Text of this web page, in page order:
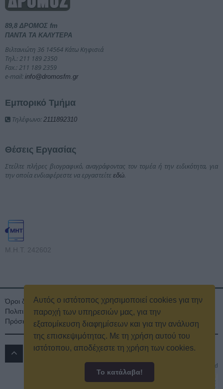
Αυτός ο ιστότοπος χρησιμοποιεί cookies για την
παροχή των υπηρεσιών μας, για την
εξατομίκευση διαφημίσεων και για την ανάλυση
της επισκεψιμότητας. Με τη χρήση αυτού του
ιστότοπου, αποδέχεστε τη χρήση των cookies.
Το κατάλαβα!
89,8 ΔΡΟΜΟΣ fm
ΠΑΝΤΑ ΤΑ ΚΑΛΥΤΕΡΑ
Βιλτανιώτη 36 14564 Κάτω Κηφισιά
Τηλ.: 211 189 2350
Fax.: 211 189 2359
e-mail: info@dromosfm.gr
Εμπορικό Τμήμα
Τηλέφωνο: 2111892310
Θέσεις Εργασίας
Στείλτε πλήρες βιογραφικό, αναγράφοντας τον τομέα ή την ειδικότητα, για
την οποία ενδιαφέρεστε να εργαστείτε εδώ
Μ.Η.Τ. 242602
Όροι διαγωνισμού Όροι Χρήσης
Ταυτότητα
Πολιτική Απορρήτου & Cookies
Επικοινωνία
Οικονομικά στοιχεία
Πρόσκληση τακτικής γενικής συνέλευσης
Κρατική Διαφήμιση
ΔΡΟΜΟΣ 89.8 FM All rights reserved